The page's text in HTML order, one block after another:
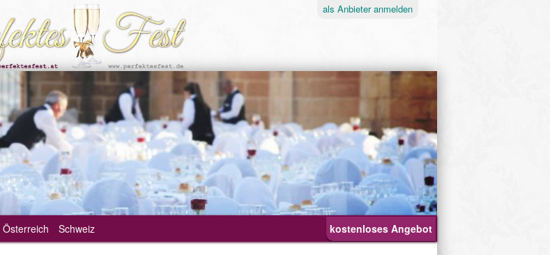
als Anbieteranmelden
Österreich
Schweiz
kostenloses Angebot